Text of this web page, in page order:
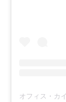
オフィス・カイト